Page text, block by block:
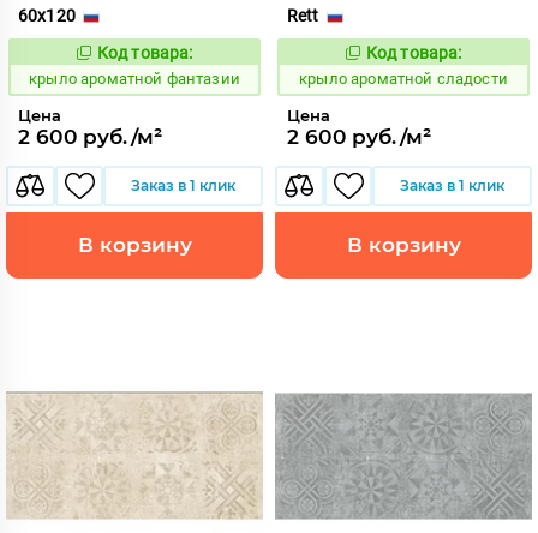
60x120
828487
Код товара:
крыло ароматной фантазии
Цена
2 600 руб./м²
Заказ в 1 клик
В корзину
Rett
828470
Код товара:
крыло ароматной сладости
Цена
2 600 руб./м²
Заказ в 1 клик
В корзину